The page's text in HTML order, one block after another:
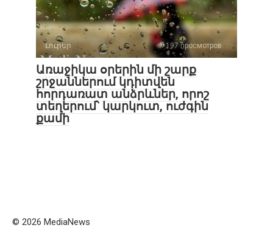
Լուրեր 197 просмотров
Առաջիկա օրերին մի շարք
շրջաններում կդիտվեն
հորդառատ անձրևներ, որոշ
տեղերում՝ կարկուտ, ուժգին
քամի
© 2026 MediaNews